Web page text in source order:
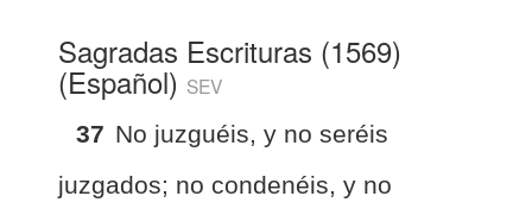
Sagradas Escrituras (1569)
(Español) SEV
37 No juzguéis, y no seréis
juzgados; no condenéis, y no